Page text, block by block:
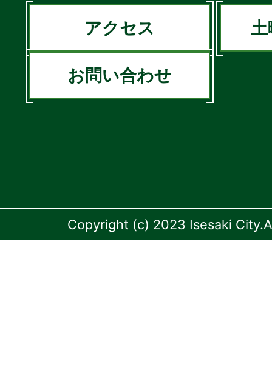
アクセス 土
お問い合わせ
Copyright (c) 2023 Isesaki